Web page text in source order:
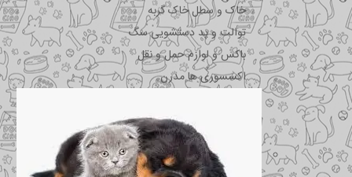
خاک و سطل خاک گربه
توالت و پد دستشویی سگ
باکس و لوازم حمل و نقل
اکسسوری ها مدرن